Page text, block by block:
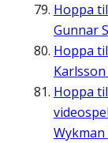
Hoppa
Gunnar
Hoppa
Karlsson
Hoppa
Wykman